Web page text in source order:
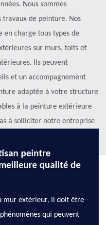
Nous sommes
travaux de peinture. Nos
en charge tous types de
sur murs, toits et
Ils peuvent
et un accompagnement
adaptée à votre structure
à la peinture extérieure
à solliciter notre entreprise
peintre
qualité de
mur extérieur, il doit être
qui peuvent